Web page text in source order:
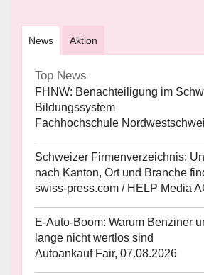
News Aktion
Top News
FHNW: Benachteiligung im
Bildungssystem
Fachhochschule
Schweizer Firmenverzeichnis:
nach Kanton, Ort und Branche
swiss-press.com / HELP Media
E-Auto-Boom: Warum Benziner
lange nicht wertlos sind
Autoankauf Fair, 07.08.2026